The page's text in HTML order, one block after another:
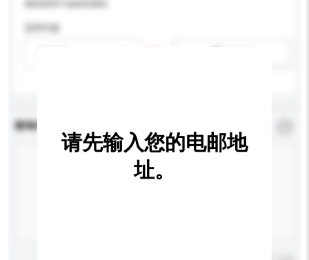
适用年龄
查询内容
请先输入您的电邮地
址。